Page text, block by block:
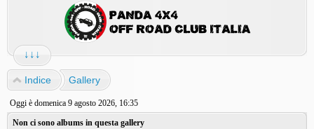
↓↓↓
Indice Gallery
Oggi è domenica 9 agosto 2026, 16:35
Non ci sono albums in questa gallery